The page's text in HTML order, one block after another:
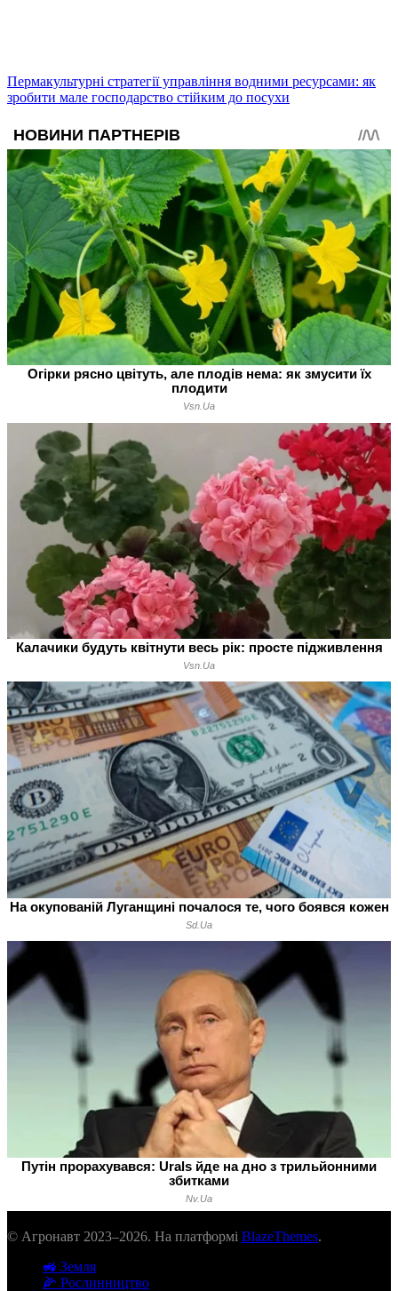
Пермакультурні стратегії управління водними ресурсами: як
зробити мале господарство стійким до посухи
© Агронавт 2023–2026. На платформі BlazeThemes.
🚜 Земля
🌽 Рослинництво